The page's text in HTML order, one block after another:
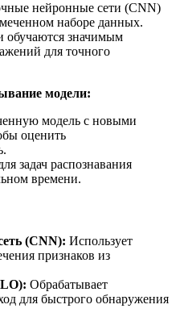
нейронные сети (CNN)
наборе данных.
обучаются значимым
для точного
модели:
модель с новыми
оценить
задач распознавания
времени.
(CNN): Использует
признаков из
Обрабатывает
для быстрого обнаружения